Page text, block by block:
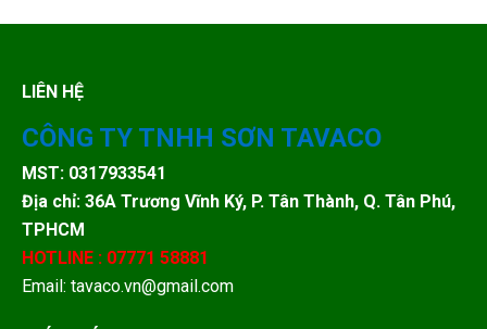
LIÊN HỆ
CÔNG TY TNHH SƠN TAVACO
MST: 0317933541
Địa chỉ: 36A Trương Vĩnh Ký, P. Tân Thành, Q. Tân Phú,
TPHCM
HOTLINE : 07771 58881
Email: tavaco.vn@gmail.com